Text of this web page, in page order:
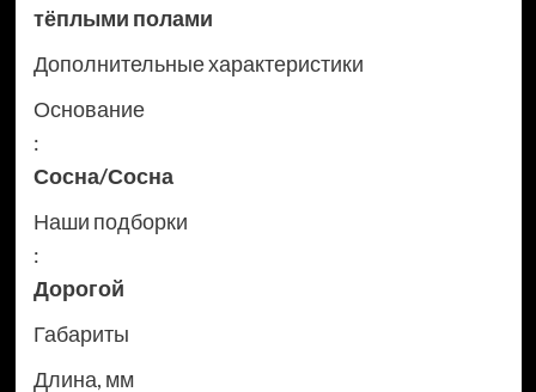
тёплыми полами
Дополнительные характеристики
Основание
:
Сосна/Сосна
Наши подборки
:
Дорогой
Габариты
Длина, мм